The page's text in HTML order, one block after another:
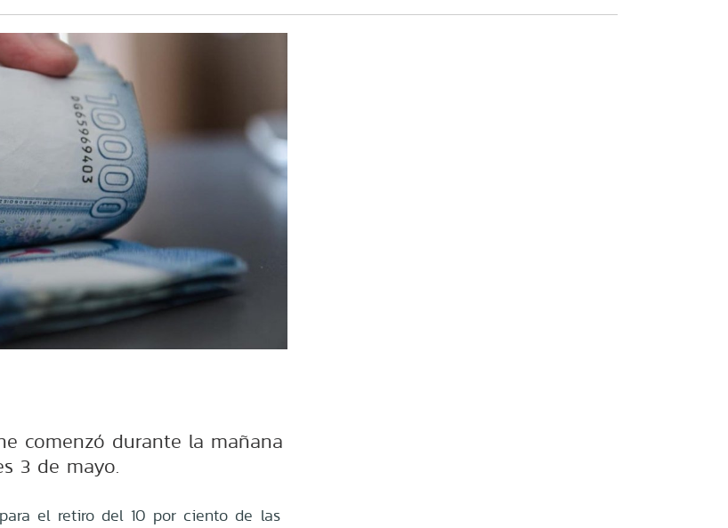
comenzó durante la mañana
3 de mayo.
el retiro del 10 por ciento de las